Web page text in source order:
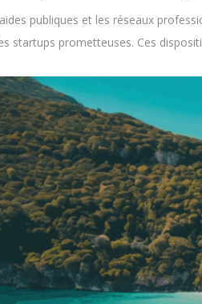
publiques et les réseaux
startups prometteuses. Ces